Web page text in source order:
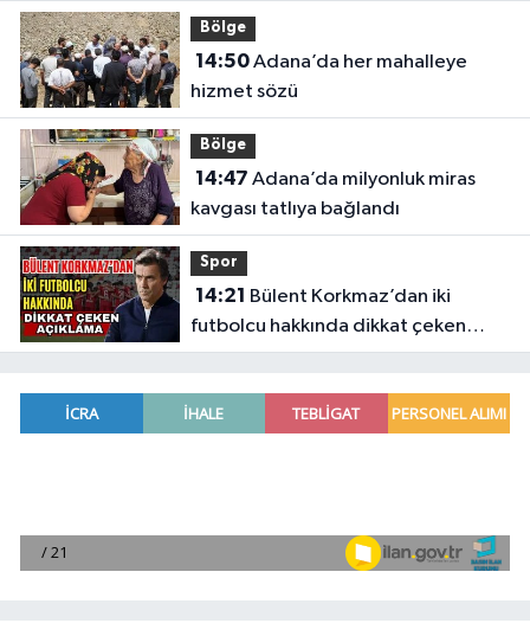
Bölge
14:50Adana’da her mahalleye
hizmet sözü
Bölge
14:47
kavgası tatlıya bağlandı
Spor
14:21
futbolcu hakkında dikkat çeken
açıklama